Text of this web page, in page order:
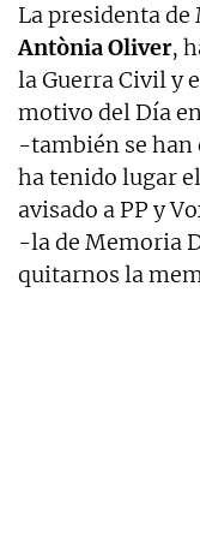
La presidenta
Antònia Oliver,
la Guerra Civil y
motivo del Día
-también se han
ha tenido lugar
avisado a PP y
-la de Memoria
quitarnos la